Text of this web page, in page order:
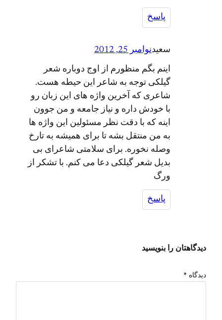
پاسخ
سعیدنوامبر 25, 2012
اینم بگم منظورم از اوج دوباره شعر
گیلکی توجه به شاعر این حیطه هست.
شاعری که آخرین واژه های این زبان رو
با خودش داره و نیاز جامعه و من جوون
اینه که با دقت نظر مسئولین این واژه ها
به من منتقل بشه تا برای همیشه به تارخ
وصله نخوره. برای سلامتی شاعرای بی
بدیل شعر گیلکی دعا می کنم. با تشکر از
ورگ
پاسخ
دیدگاهتان را بنویسید
دیدگاه *